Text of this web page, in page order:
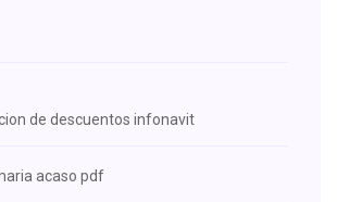
de descuentos infonavit
acaso pdf